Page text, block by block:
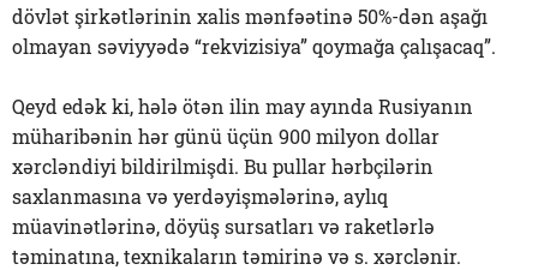
dövlət şirkətlərinin xalis mənfəətinə 50%-dən aşağı
olmayan səviyyədə “rekvizisiya” qoymağa çalışacaq”.
Qeyd edək ki, hələ ötən ilin may ayında Rusiyanın
müharibənin hər günü üçün 900 milyon dollar
xərcləndiyi bildirilmişdi. Bu pullar hərbçilərin
saxlanmasına və yerdəyişmələrinə, aylıq
müavinətlərinə, döyüş sursatları və raketlərlə
təminatına, texnikaların təmirinə və s. xərclənir.